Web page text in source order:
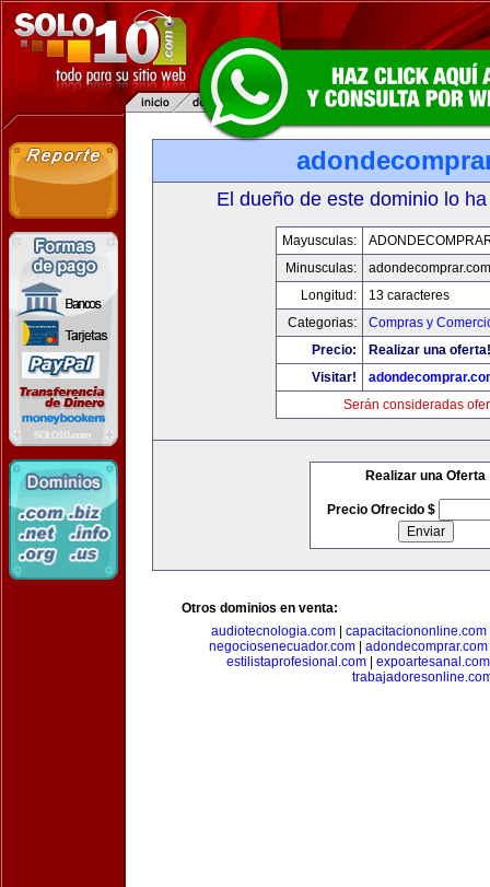
El dueño de este dominio lo
Mayusculas:
Minusculas:
adondecomprar.com
Longitud:
13 caracteres
Categorias:
Compras y
Precio:
Realizar una oferta!
Visitar!
Serán consideradas
Realizar una Oferta
Precio Ofrecido $
Otros dominios en venta:
audiotecnologia.com
capacitaciononline.com
negociosenecuador.com| adondecomprar.com
estilistaprofesional.com
expoartesanal.com